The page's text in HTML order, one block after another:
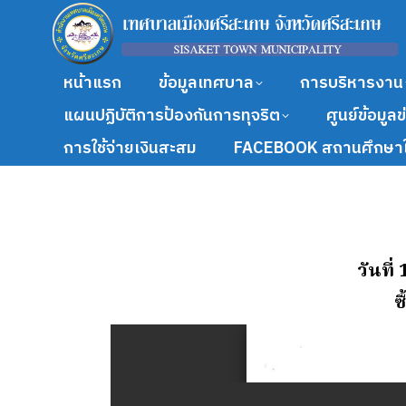
หน้าแรก ข้อมูลเทศบาล การบริหารงาน
แผนปฏิบัติการป้องกันการทุจริต
ศูนย์ข้อมูล
การใช้จ่ายเงินสะสม
FACEBOOK สถานศึกษ
วันที่